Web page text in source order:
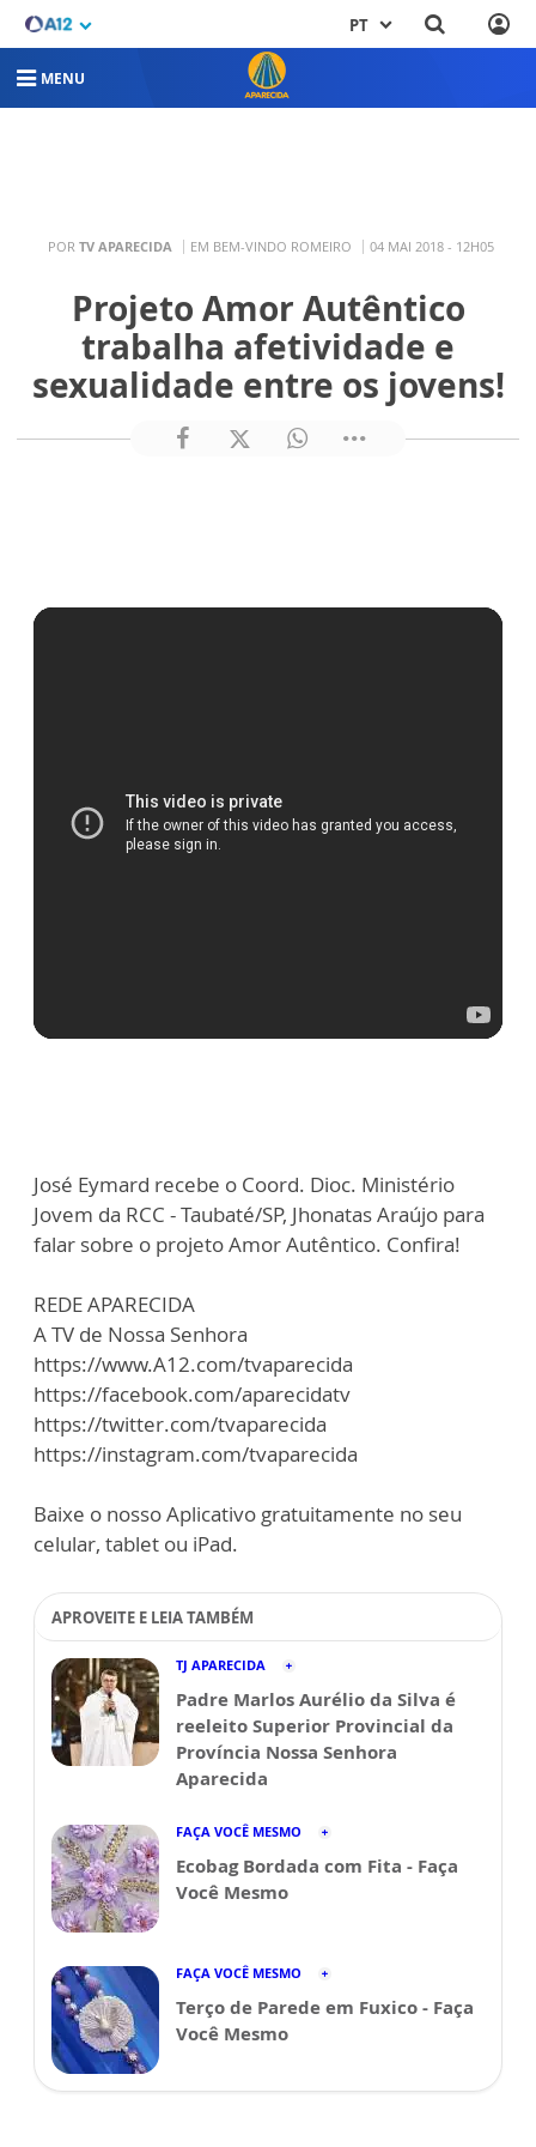
PT
MENU
POR TV APARECIDA EM BEM-VINDO ROMEIRO 04 MAI 2018 - 12H05
Projeto Amor Autêntico
trabalha afetividade e
sexualidade entre os jovens!
José Eymard recebe o Coord. Dioc. Ministério
Jovem da RCC - Taubaté/SP, Jhonatas Araújo para
falar sobre o projeto Amor Autêntico. Confira!
REDE APARECIDA
A TV de Nossa Senhora
https://www.A12.com/tvaparecida
https://facebook.com/aparecidatv
https://twitter.com/tvaparecida
https://instagram.com/tvaparecida
Baixe o nosso Aplicativo gratuitamente no seu
celular, tablet ou iPad.
APROVEITE E LEIA TAMBÉM
TJ APARECIDA
Padre Marlos Aurélio da Silva é
reeleito Superior Provincial da
Província Nossa Senhora
Aparecida
FAÇA VOCÊ MESMO
Ecobag Bordada com Fita - Faça
Você Mesmo
FAÇA VOCÊ MESMO
Terço de Parede em Fuxico - Faça
Você Mesmo